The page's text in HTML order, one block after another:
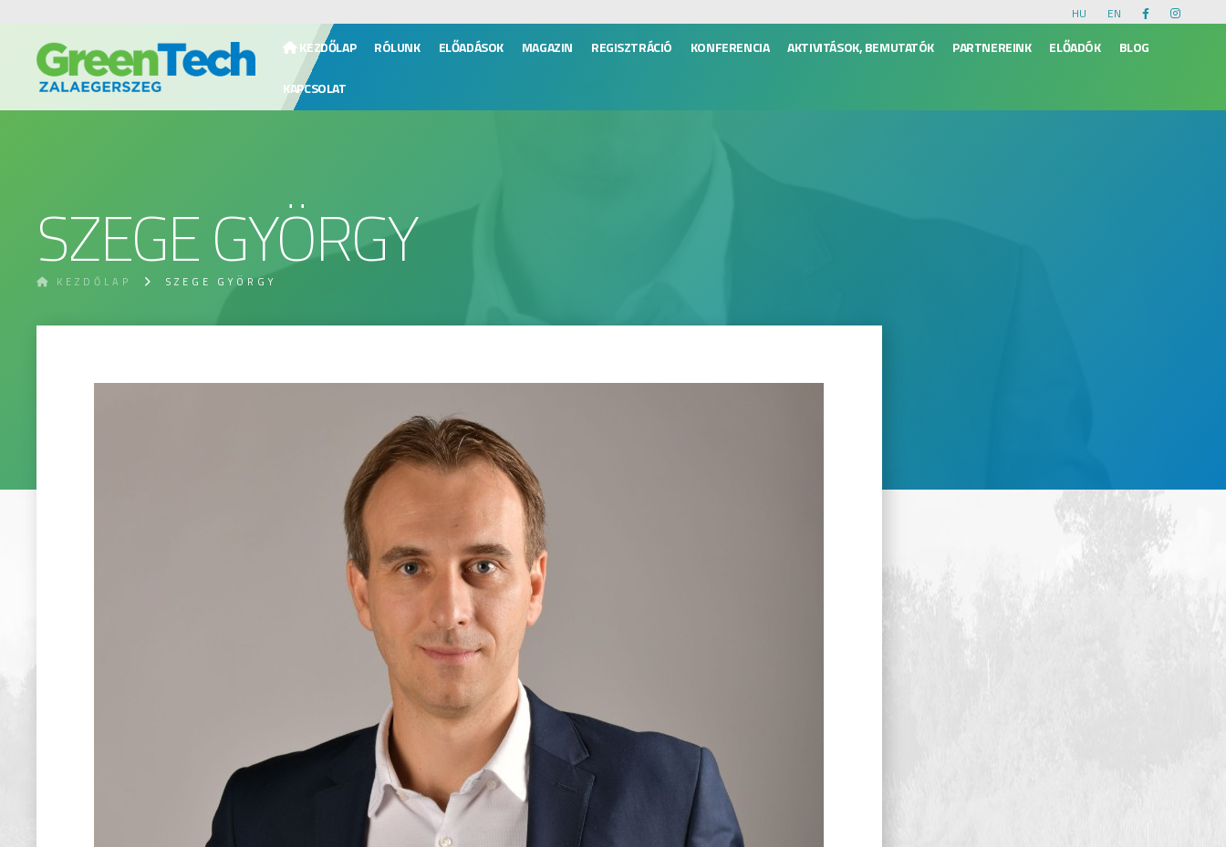
HU EN
KEZDŐLAP RÓLUNK ELŐADÁSOK MAGAZIN REGISZTRÁCIÓ KONFERENCIA AKTIVITÁSOK, BEMUTATÓK PARTNEREINK ELŐADÓK BLOG
KAPCSOLAT
SZEGE GYÖRGY
KEZDŐLAP SZEGE GYÖRGY